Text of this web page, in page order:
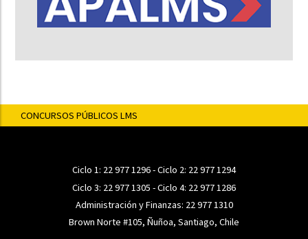
CONCURSOS PÚBLICOS LMS
Ciclo 1: 22 977 1296- Ciclo 2: 22 977 1294
Ciclo 3: 22 977 1305 - Ciclo 4: 22 977 1286
Administración y Finanzas: 22 977 1310
Brown Norte #105, Ñuñoa, Santiago, Chile